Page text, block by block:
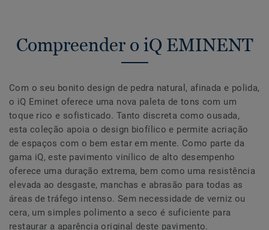
Compreender o iQ EMINENT
Com o seu bonito design de pedra natural, afinada e polida,
o iQ Eminet oferece uma nova paleta de tons com um
toque rico e sofisticado. Tanto discreta como ousada,
esta coleção apoia o design biofílico e permite acriação
de espaços com o bem estar em mente. Como parte da
gama iQ, este pavimento vinílico de alto desempenho
oferece uma duração extrema, bem como uma resistência
elevada ao desgaste, manchas e abrasão para todas as
áreas de tráfego intenso. Sem necessidade de verniz ou
cera, um simples polimento a seco é suficiente para
restaurar a aparência original deste pavimento.